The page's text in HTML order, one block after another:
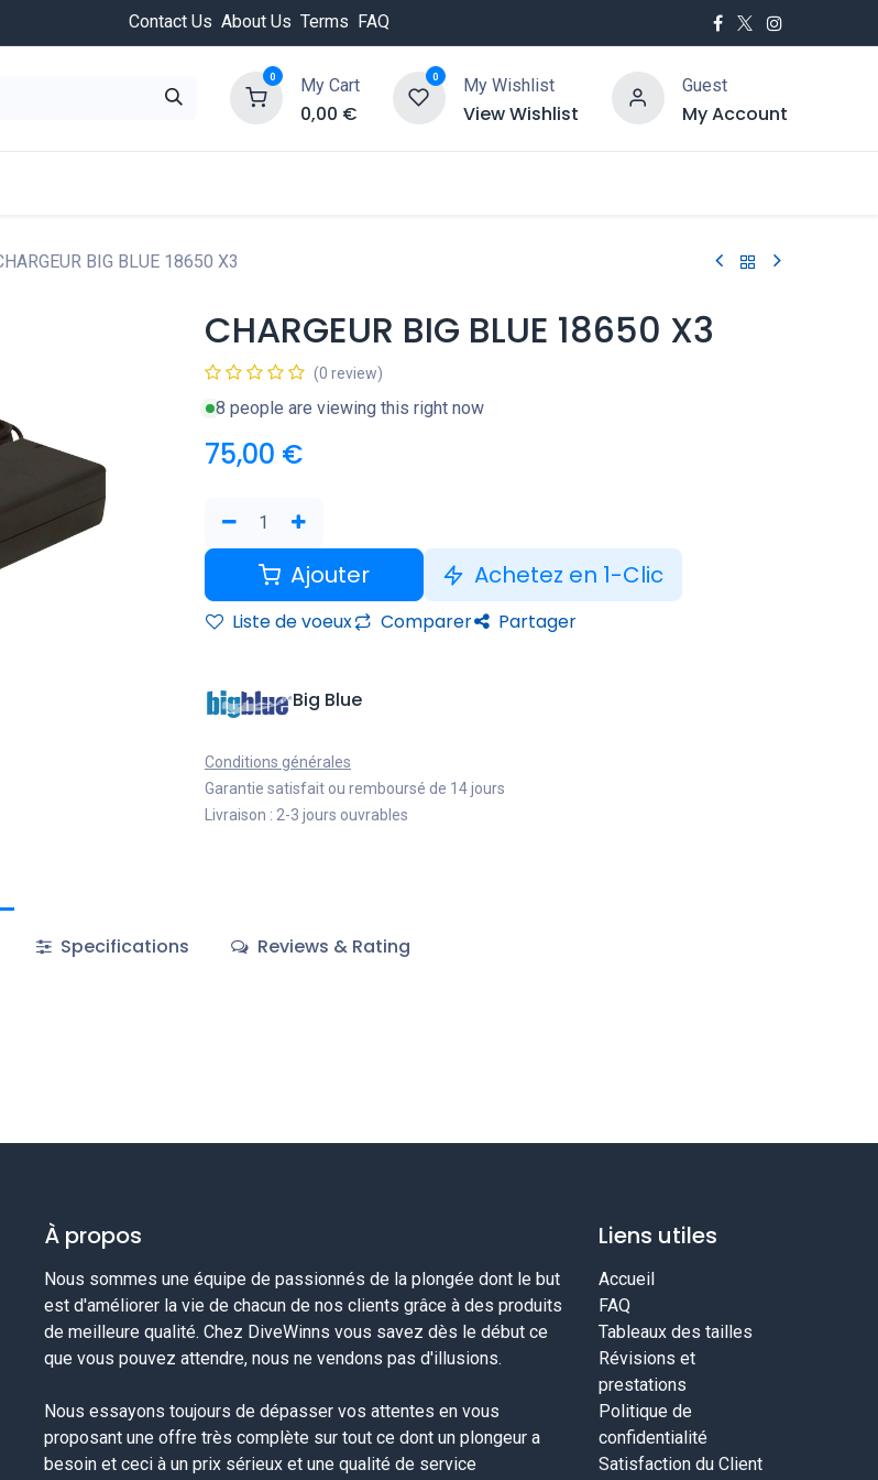
Contact Us About Us Terms FAQ
0 My Cart
0,00 €
0 My Wishlist
View Wishlist
Guest
My Account
HOT
BIG BLUE 18650 X3
CHARGEUR BIG BLUE 18650 X3
(0 review)
8 people are viewing this right now
75,00 €
Ajouter Achetez en 1-Clic
Liste de voeux Comparer Partager
Big Blue
Conditions générales
Garantie satisfait ou remboursé de 14 jours
Livraison : 2-3 jours ouvrables
Specifications Reviews & Rating
À propos
Nous sommes une équipe de passionnés de la plongée dont le but
est d'améliorer la vie de chacun de nos clients grâce à des produits
de meilleure qualité. Chez DiveWinns vous savez dès le début ce
que vous pouvez attendre, nous ne vendons pas d'illusions.
Nous essayons toujours de dépasser vos attentes en vous
proposant une offre très complète sur tout ce dont un plongeur a
besoin et ceci à un prix sérieux et une qualité de service
Liens utiles
Accueil
FAQ
Tableaux des tailles
Révisions et
prestations
Politique de
confidentialité
Satisfaction du Client